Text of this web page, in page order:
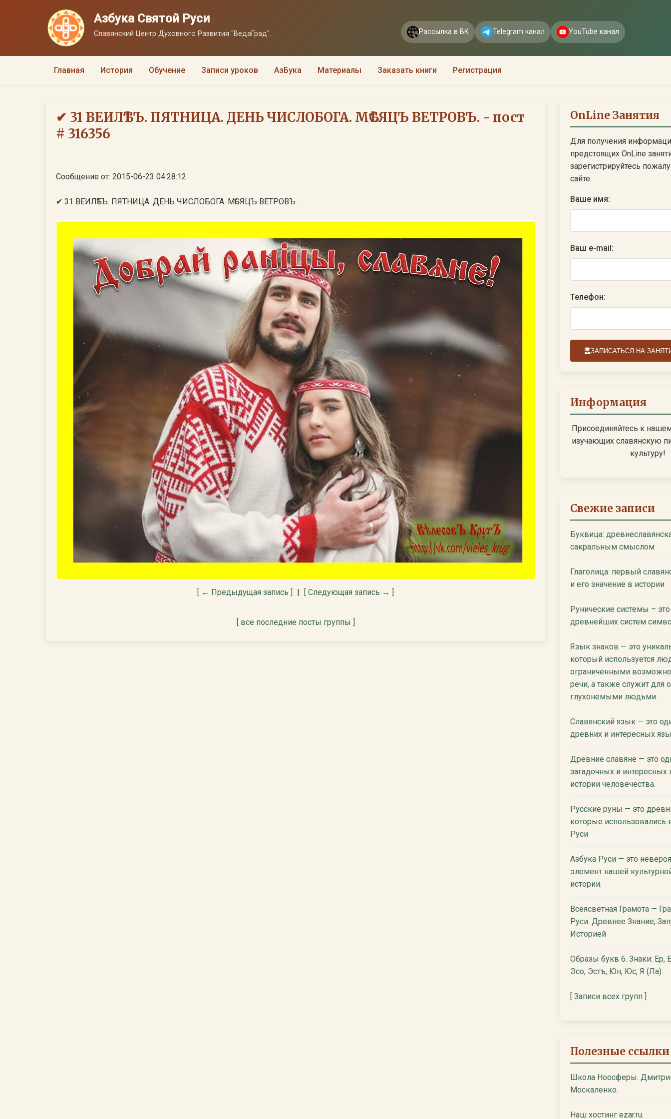
Азбука Святой Руси
Славянский Центр Духовного Развития "ВедаГрад". Рассылка в ВК Telegram канал YouTube канал
Главная История Обучение Записи уроков АзБука Материалы Заказать книги Регистрация
✔ 31 ВЕИЛѢТЪ. ПЯТНИЦА. ДЕНЬ ЧИСЛОБОГА. МѢСЯЦЪ ВЕТРОВЪ. - пост
# 316356
Сообщение от: 2015-06-23 04:28:12
✔ 31 ВЕИЛѢТЪ. ПЯТНИЦА. ДЕНЬ ЧИСЛОБОГА. МѢСЯЦЪ ВЕТРОВЪ.
[ ← Предыдущая запись ] | [ Следующая запись → ]
[ все последние посты группы ]
OnLine Занятия
Для получения
предстоящих OnLine
зарегистрируйтесь
сайте:
Ваше имя:
Ваш e-mail:
Телефон:
ЗАПИСАТЬСЯ НА
Информация
Присоединяйтесь к
изучающих славянскую
культуру!
Свежие записи
Буквица:
сакральным смыслом
Глаголица: первый
и его значение в истории
Рунические системы –
древнейших систем
Язык знаков — это
который используется
ограниченными
речи, а также служит для
глухонемыми людьми.
Славянский язык — это
древних и интересных
Древние славяне — это
загадочных и интересных
истории человечества.
Русские руны — это
которые использовались
Руси
Азбука Руси — это
элемент нашей
истории.
Всеясветная Грамота —
Руси: Древнее Знание,
Историей
Образы букв 6. Знаки: Ер,
Эсо, Эстъ, Юн, Юс, Я (Ла)
[ Записи всех групп ]
Полезные ссылки
Школа Ноосферы.
Москаленко.
Наш хостинг ezar.ru.